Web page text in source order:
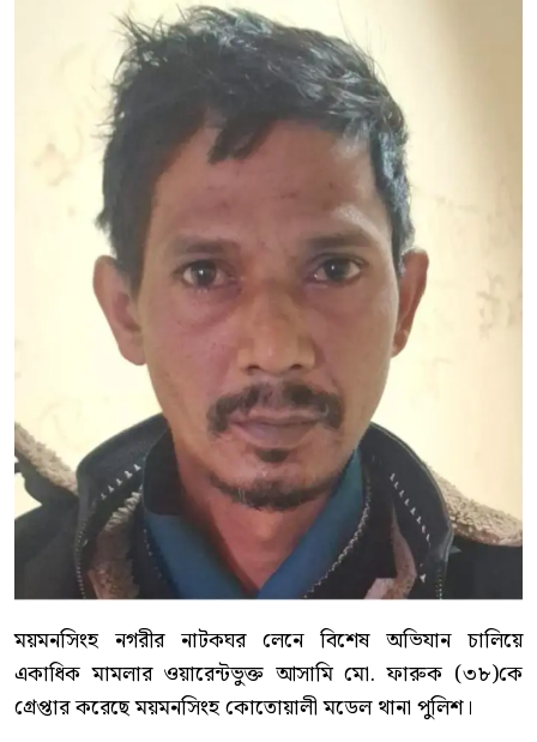
ময়মনসিংহ নগরীর নাটকঘর লেনে বিশেষ অভিযান চালিয়ে
একাধিক মামলার ওয়ারেন্টভুক্ত আসামি মো. ফারুক (৩৮)কে
গ্রেপ্তার করেছে ময়মনসিংহ কোতোয়ালী মডেল থানা পুলিশ।